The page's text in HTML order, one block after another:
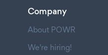
Company
About POWR
We're hiring!